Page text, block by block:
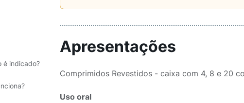
é indicado?
Apresentações
Comprimidos Revestidos - caixa com 4, 8 e 20
Uso oral